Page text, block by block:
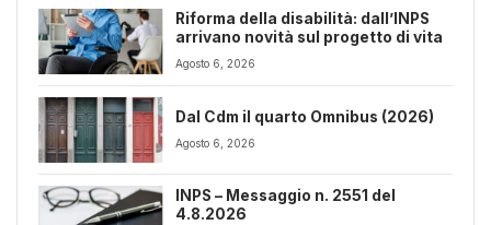
Riforma della disabilità: dall’INPS
arrivano novità sul progetto di vita
Agosto 6, 2026
Dal Cdm il quarto Omnibus (2026)
Agosto 6, 2026
INPS – Messaggio n. 2551 del
4.8.2026